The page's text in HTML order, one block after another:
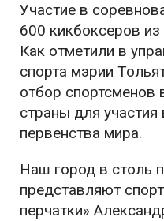
Участие в
600 кикбоксеров
Как отметили в
спорта мэрии
отбор
страны для
первенства мира.
Наш город в столь
представляют
перчатки»